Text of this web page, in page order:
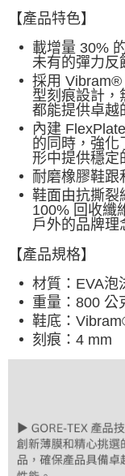
【產品特色】
載增量 30%
未有的彈力反
採用 Vibram®
型刻痕設計，
都能提供卓越
內建
的同時，強
形中提供穩定
耐磨橡膠鞋跟
鞋面由抗撕裂
100% 回收纖
戶外的品牌理
【產品規格】
材質：EVA泡
重量：800 公
鞋底：
刻痕：4 mm